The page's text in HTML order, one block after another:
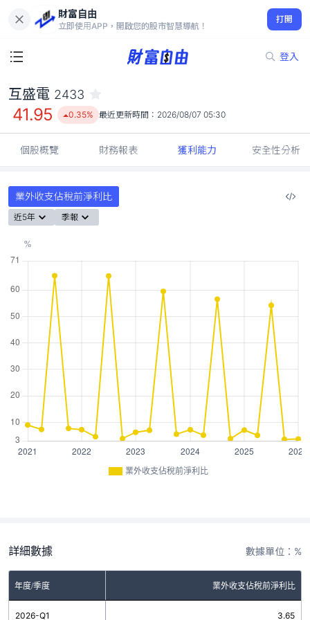
財富自由
立即使用APP，開啟您的股市智慧導航！
打開
登入
41.95
0.35%
互盛電 2433
41.95 0.35% 最近更新時間： 2026/08/07 05:30
個股概覽 財務報表 獲利能力 安全性分析
業外收支佔稅前淨利比
近5年 季報
業外收支佔稅前淨利比
詳細數據 數據單位：%
年度/季度 業外收支佔稅前淨利比
2026-Q1 3.65